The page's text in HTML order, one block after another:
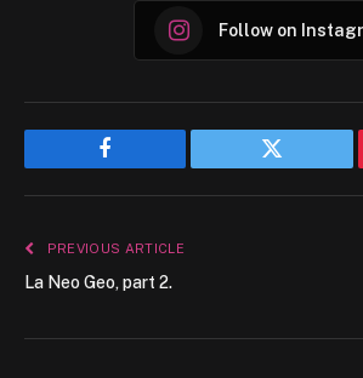
Follow on
Facebook Twitter
PREVIOUS ARTICLE
La Neo Geo, part 2.